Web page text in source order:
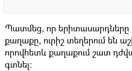
Պատմեց, որ երիտասարդները
քաղաքը, ուրիշ տեղերում են
որովհետև քաղաքում շատ
գտնել: